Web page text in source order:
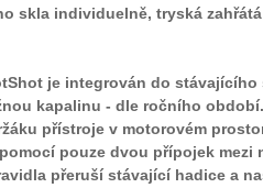
skla individuelně, tryská
je integrován do
kapalinu - dle ročního
přístroje v motorovém
pouze dvou přípojek mezi
přeruší stávající hadice a